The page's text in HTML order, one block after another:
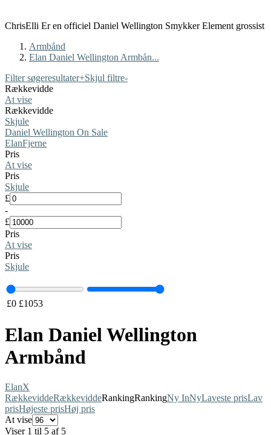
ChrisElli Er en officiel Daniel Wellington Smykker Element grossist
Armbånd
Elan Daniel Wellington Armbån...
Filter søgeresultater+Skjul filtre-
Rækkevidde
At vise
Rækkevidde
Skjule
Daniel Wellington On Sale
ElanFjerne
Pris
At vise
Pris
Skjule
£
-
£
Pris
At vise
Pris
Skjule
£0 £1053
Elan Daniel Wellington
Armbånd
ElanX
RækkeviddeRækkeviddeRankingRankingNy InNyLaveste prisLav
prisHøjeste prisHøj pris
At vise
Viser 1 til 5 af 5